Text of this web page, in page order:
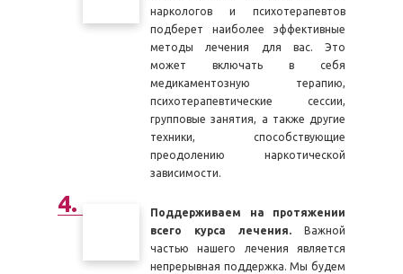
наркологов и психотерапевтов
подберет наиболее эффективные
методы лечения для вас. Это
может включать в себя
медикаментозную терапию,
психотерапевтические сессии,
групповые занятия, а также другие
техники, способствующие
преодолению наркотической
зависимости.
Поддерживаем на протяжении
всего курса лечения. Важной
частью нашего лечения является
непрерывная поддержка. Мы будем